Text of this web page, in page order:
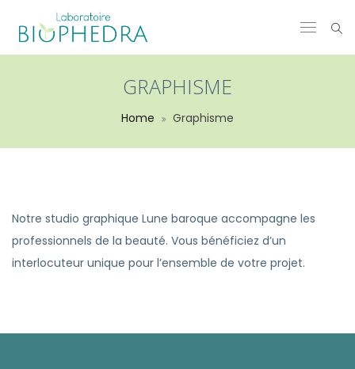
GRAPHISME
Home Graphisme
Notre studio graphique Lune baroque accompagne les
professionnels de la beauté. Vous bénéficiez d’un
interlocuteur unique pour l’ensemble de votre projet.